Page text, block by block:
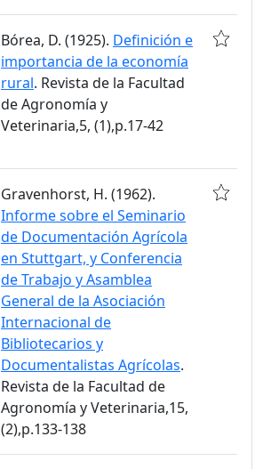
Bórea, D. (1925). Definición e
importancia de la economía
rural. Revista de la Facultad
de Agronomía y
Veterinaria,5, (1),p.17-42
Gravenhorst, H. (1962).
Informe sobre el Seminario
de Documentación Agrícola
en Stuttgart, y Conferencia
de Trabajo y Asamblea
General de la Asociación
Internacional de
Bibliotecarios y
Documentalistas Agrícolas.
Revista de la Facultad de
Agronomía y Veterinaria,15,
(2),p.133-138